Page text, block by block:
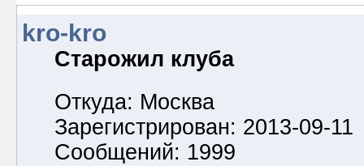
kro-kro
Старожил клуба
Откуда: Москва
Зарегистрирован: 2013-09-11
Сообщений: 1999